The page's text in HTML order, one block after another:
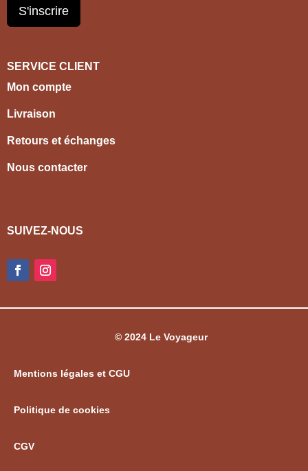
S'inscrire
SERVICE CLIENT
Mon compte
Livraison
Retours et échanges
Nous contacter
SUIVEZ-NOUS
© 2024 Le Voyageur
Mentions légales et CGU
Politique de cookies
CGV